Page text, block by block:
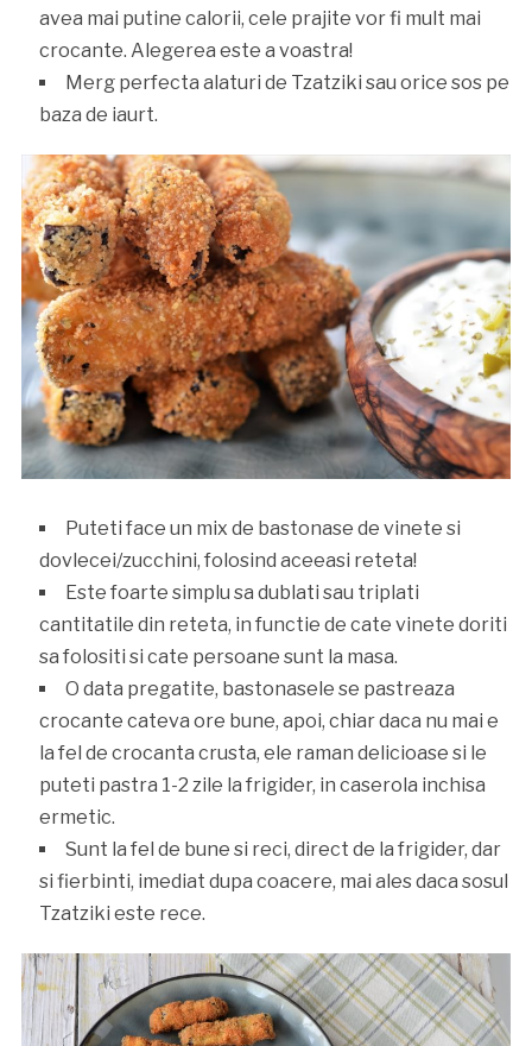
avea mai putine calorii, cele prajite vor fi mult mai
crocante. Alegerea este a voastra!
Merg perfecta alaturi de Tzatziki sau orice sos pe
baza de iaurt.
Puteti face un mix de bastonase de vinete si
dovlecei/zucchini, folosind aceeasi reteta!
Este foarte simplu sa dublati sau triplati
cantitatile din reteta, in functie de cate vinete doriti
sa folositi si cate persoane sunt la masa.
O data pregatite, bastonasele se pastreaza
crocante cateva ore bune, apoi, chiar daca nu mai e
la fel de crocanta crusta, ele raman delicioase si le
puteti pastra 1-2 zile la frigider, in caserola inchisa
ermetic.
Sunt la fel de bune si reci, direct de la frigider, dar
si fierbinti, imediat dupa coacere, mai ales daca sosul
Tzatziki este rece.